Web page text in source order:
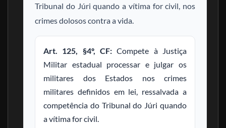
Tribunal do Júri quando a vítima for civil, nos
crimes dolosos contra a vida.
Art. 125, §4º, CF: Compete à Justiça
Militar estadual processar e julgar os
militares dos Estados nos crimes
militares definidos em lei, ressalvada a
competência do Tribunal do Júri quando
a vítima for civil.